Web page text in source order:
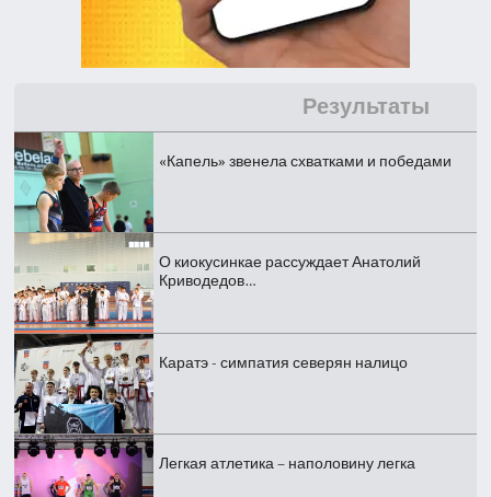
Результаты
«Капель» звенела схватками и победами
О киокусинкае рассуждает Анатолий
Криводедов…
Каратэ - симпатия северян налицо
Легкая атлетика – наполовину легка